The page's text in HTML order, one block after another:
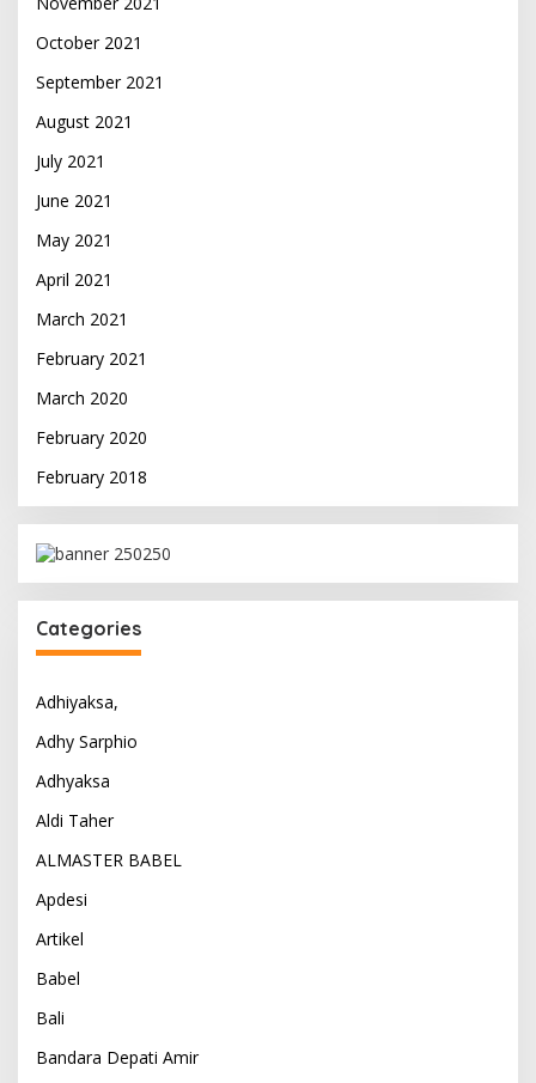
October 2021
September 2021
August 2021
July 2021
June 2021
May 2021
April 2021
March 2021
February 2021
March 2020
February 2020
February 2018
Categories
Adhiyaksa,
Adhy Sarphio
Adhyaksa
Aldi Taher
ALMASTER BABEL
Apdesi
Artikel
Babel
Bali
Bandara Depati Amir